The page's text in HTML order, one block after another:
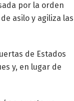
por la orden
asilo y agiliza las
de Estados
y, en lugar de